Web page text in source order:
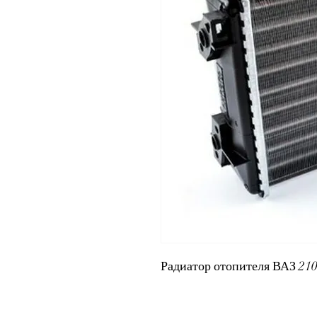
Радиатор отопителя ВАЗ